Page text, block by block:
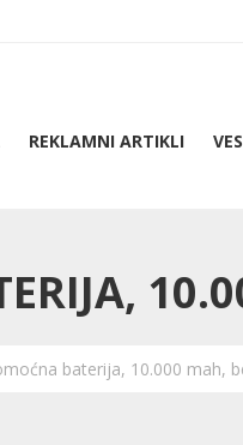
REKLAMNI ARTIKLI
baterija, 10.000 mah,